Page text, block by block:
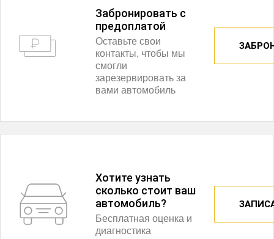
Забронировать с
предоплатой
Оставьте свои
контакты, чтобы мы
смогли
зарезервировать за
вами автомобиль
Хотите узнать
сколько стоит ваш
автомобиль?
Бесплатная оценка и
диагностика